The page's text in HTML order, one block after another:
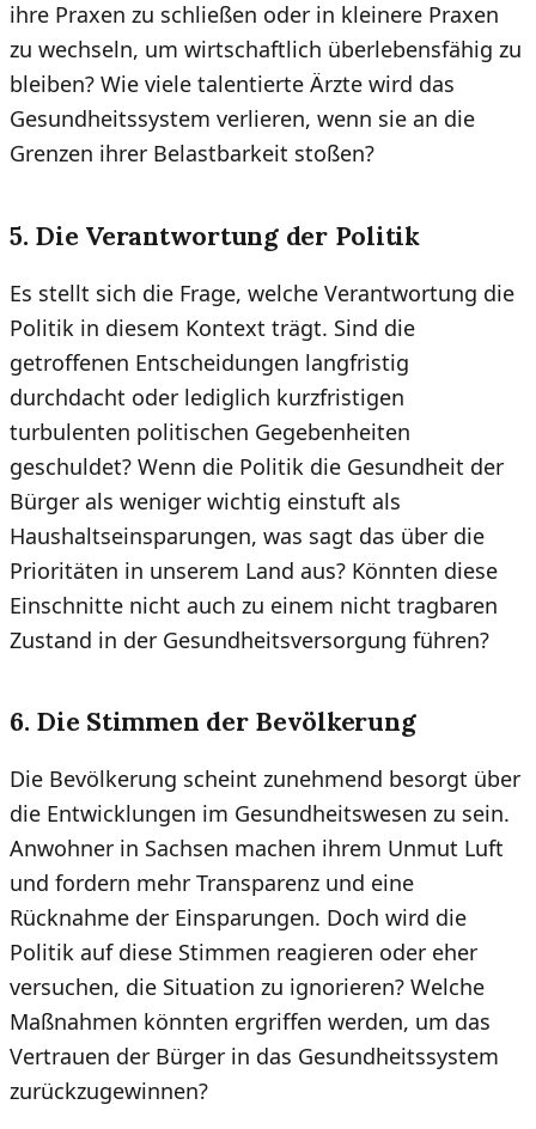
ihre Praxen zu schließen oder in kleinere Praxen
zu wechseln, um wirtschaftlich überlebensfähig zu
bleiben? Wie viele talentierte Ärzte wird das
Gesundheitssystem verlieren, wenn sie an die
Grenzen ihrer Belastbarkeit stoßen?
5. Die Verantwortung der Politik
Es stellt sich die Frage, welche Verantwortung die
Politik in diesem Kontext trägt. Sind die
getroffenen Entscheidungen langfristig
durchdacht oder lediglich kurzfristigen
turbulenten politischen Gegebenheiten
geschuldet? Wenn die Politik die Gesundheit der
Bürger als weniger wichtig einstuft als
Haushaltseinsparungen, was sagt das über die
Prioritäten in unserem Land aus? Könnten diese
Einschnitte nicht auch zu einem nicht tragbaren
Zustand in der Gesundheitsversorgung führen?
6. Die Stimmen der Bevölkerung
Die Bevölkerung scheint zunehmend besorgt über
die Entwicklungen im Gesundheitswesen zu sein.
Anwohner in Sachsen machen ihrem Unmut Luft
und fordern mehr Transparenz und eine
Rücknahme der Einsparungen. Doch wird die
Politik auf diese Stimmen reagieren oder eher
versuchen, die Situation zu ignorieren? Welche
Maßnahmen könnten ergriffen werden, um das
Vertrauen der Bürger in das Gesundheitssystem
zurückzugewinnen?